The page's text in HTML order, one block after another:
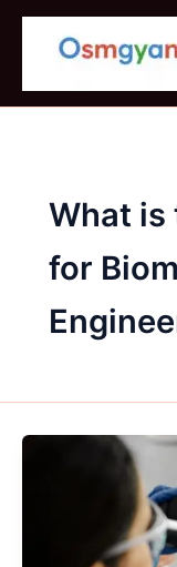
Skip
What
for
Diploma
Engineering